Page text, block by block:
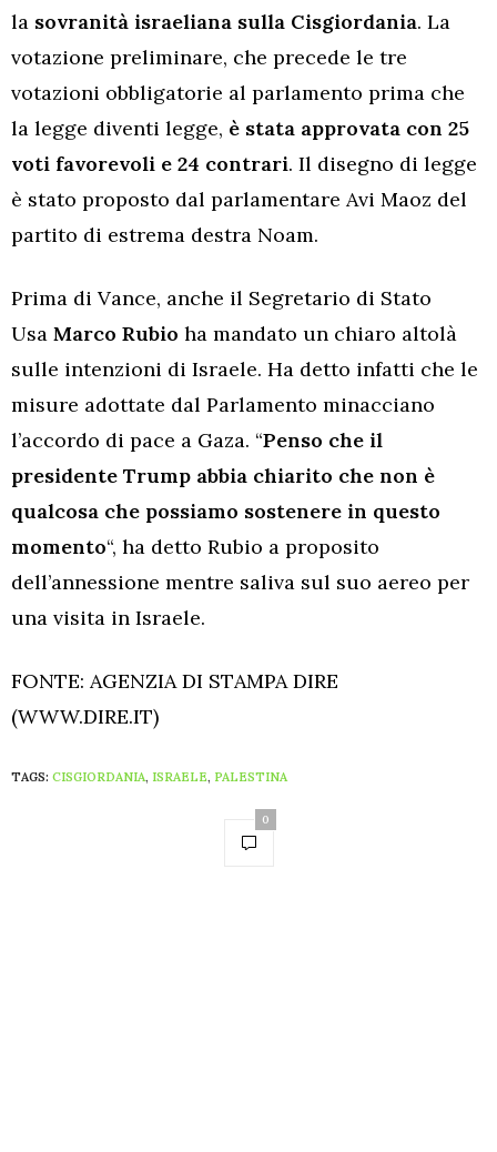
la sovranità israeliana sulla Cisgiordania. La
votazione preliminare, che precede le tre
votazioni obbligatorie al parlamento prima che
la legge diventi legge, è stata approvata con 25
voti favorevoli e 24 contrari. Il disegno di legge
è stato proposto dal parlamentare Avi Maoz del
partito di estrema destra Noam.
Prima di Vance, anche il Segretario di Stato
Usa Marco Rubio ha mandato un chiaro altolà
sulle intenzioni di Israele. Ha detto infatti che le
misure adottate dal Parlamento minacciano
l’accordo di pace a Gaza. “Penso che il
presidente Trump abbia chiarito che non è
qualcosa che possiamo sostenere in questo
momento“, ha detto Rubio a proposito
dell’annessione mentre saliva sul suo aereo per
una visita in Israele.
FONTE: AGENZIA DI STAMPA DIRE
(WWW.DIRE.IT)
TAGS: CISGIORDANIA, ISRAELE, PALESTINA
0